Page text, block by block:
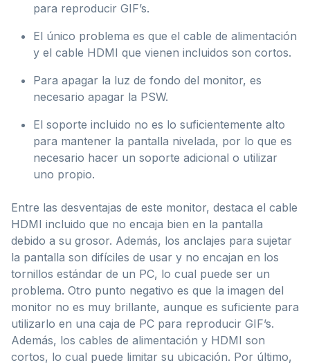
para reproducir GIF’s.
El único problema es que el cable de alimentación
y el cable HDMI que vienen incluidos son cortos.
Para apagar la luz de fondo del monitor, es
necesario apagar la PSW.
El soporte incluido no es lo suficientemente alto
para mantener la pantalla nivelada, por lo que es
necesario hacer un soporte adicional o utilizar
uno propio.
Entre las desventajas de este monitor, destaca el cable
HDMI incluido que no encaja bien en la pantalla
debido a su grosor. Además, los anclajes para sujetar
la pantalla son difíciles de usar y no encajan en los
tornillos estándar de un PC, lo cual puede ser un
problema. Otro punto negativo es que la imagen del
monitor no es muy brillante, aunque es suficiente para
utilizarlo en una caja de PC para reproducir GIF’s.
Además, los cables de alimentación y HDMI son
cortos, lo cual puede limitar su ubicación. Por último,